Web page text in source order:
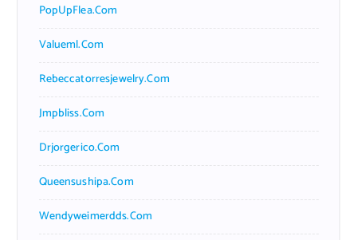
PopUpFlea.com
Valueml.com
Rebeccatorresjewelry.com
Jmpbliss.com
Drjorgerico.com
Queensushipa.com
Wendyweimerdds.com